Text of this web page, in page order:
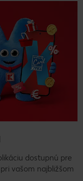
dostupnú pre
vašom najbližšom